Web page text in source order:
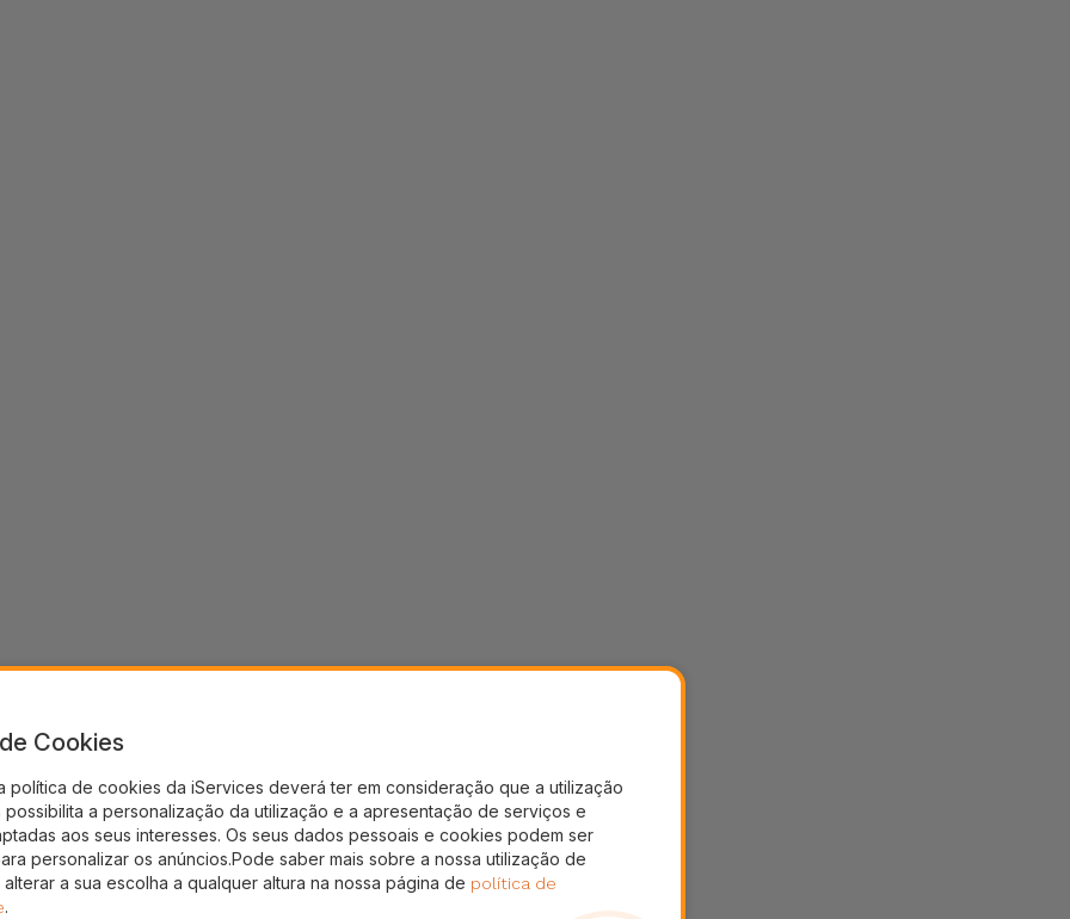
Cookies
política de cookies da iServices deverá ter em consideração que a utilização
a personalização da utilização e a apresentação de serviços e
aos seus interesses. Os seus dados pessoais e cookies podem ser
personalizar os anúncios.Pode saber mais sobre a nossa utilização de
a sua escolha a qualquer altura na nossa página de política de
.